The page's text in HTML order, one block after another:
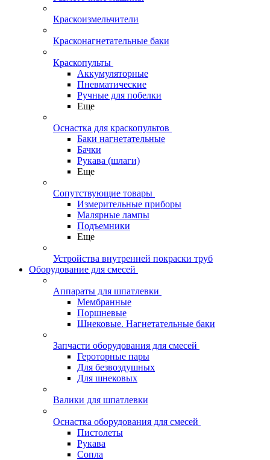
Краскоизмельчители
Красконагнетательные баки
Краскопульты
Аккумуляторные
Пневматические
Ручные для побелки
Еще
Оснастка для краскопультов
Баки нагнетательные
Бачки
Рукава (шлаги)
Еще
Сопутствующие товары
Измерительные приборы
Малярные лампы
Подъемники
Еще
Устройства внутренней покраски труб
Оборудование для смесей
Аппараты для шпатлевки
Мембранные
Поршневые
Шнековые. Нагнетательные баки
Запчасти оборудования для смесей
Героторные пары
Для безвоздушных
Для шнековых
Валики для шпатлевки
Оснастка оборудования для смесей
Пистолеты
Рукава
Сопла